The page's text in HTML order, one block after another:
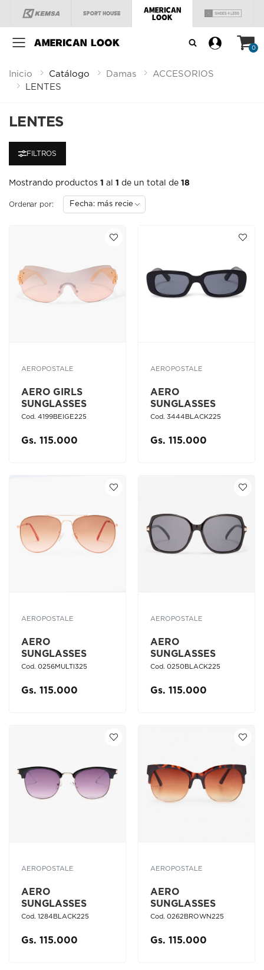
Menú 0
Inicio Catálogo Damas
ACCESORIOS
LENTES
LENTES
FILTROS
Mostrando productos 1 al 1 de un total de 18
Ordenar por:
AEROPOSTALE
AERO GIRLS
SUNGLASSES
Cod. 4199BEIGE225
Gs. 115.000
AEROPOSTALE
AERO
SUNGLASSES
Cod. 3444BLACK225
Gs. 115.000
AEROPOSTALE
AERO
SUNGLASSES
Cod. 0256MULTI325
Gs. 115.000
AEROPOSTALE
AERO
SUNGLASSES
Cod. 0250BLACK225
Gs. 115.000
AEROPOSTALE
AERO
SUNGLASSES
Cod. 1284BLACK225
Gs. 115.000
AEROPOSTALE
AERO
SUNGLASSES
Cod. 0262BROWN225
Gs. 115.000